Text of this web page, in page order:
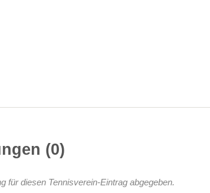
0
für diesen Tennisverein-Eintrag abgegeben.